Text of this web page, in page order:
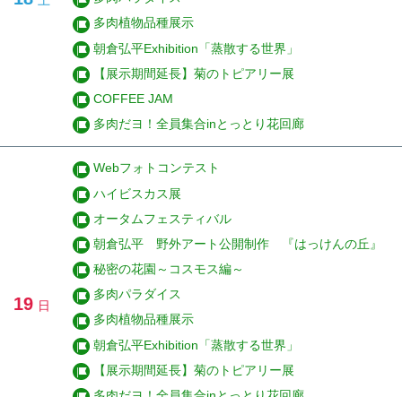
多肉植物品種展示
朝倉弘平Exhibition「蒸散する世界」
【展示期間延長】菊のトピアリー展
COFFEE JAM
多肉だヨ！全員集合inとっとり花回廊
19 日
Webフォトコンテスト
ハイビスカス展
オータムフェスティバル
朝倉弘平 野外アート公開制作 『はっけんの丘』
秘密の花園～コスモス編～
多肉パラダイス
多肉植物品種展示
朝倉弘平Exhibition「蒸散する世界」
【展示期間延長】菊のトピアリー展